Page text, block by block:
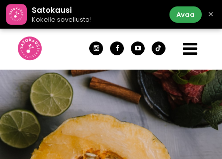
Satokausi
Kokeile sovellusta!
Avaa ×